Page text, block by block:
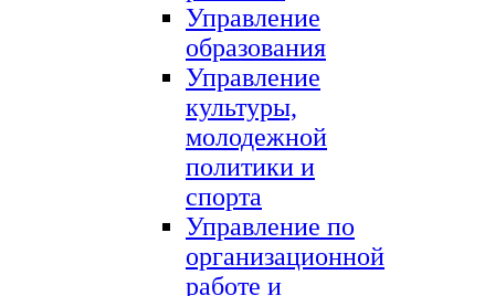
Управление
образования
Управление
культуры,
молодежной
политики и
спорта
Управление по
организационной
работе и